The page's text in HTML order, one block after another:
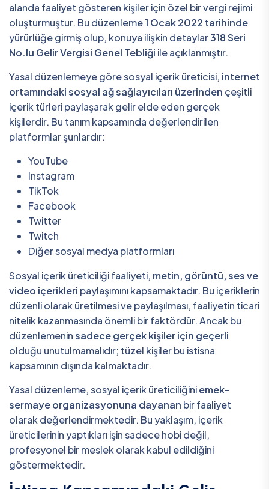
alanda faaliyet gösteren kişiler için özel bir vergi rejimi
oluşturmuştur. Bu düzenleme1 Ocak 2022 tarihinde
yürürlüğe girmiş olup, konuya ilişkin detaylar318 Seri
No.lu Gelir Vergisi Genel Tebliği ile açıklanmıştır.
Yasal düzenlemeye göre sosyal içerik üreticisi, internet
ortamındaki sosyal ağ sağlayıcıları üzerinden çeşitli
içerik türleri paylaşarak gelir elde eden gerçek
kişilerdir. Bu tanım kapsamında değerlendirilen
platformlar şunlardır:
YouTube
Instagram
TikTok
Facebook
Twitter
Twitch
Diğer sosyal medya platformları
Sosyal içerik üreticiliği faaliyeti, metin, görüntü, ses ve
video içerikleri paylaşımını kapsamaktadır. Bu içeriklerin
düzenli olarak üretilmesi ve paylaşılması, faaliyetin ticari
nitelik kazanmasında önemli bir faktördür. Ancak bu
düzenlemeninsadece gerçek kişiler için geçerli
olduğu unutulmamalıdır; tüzel kişiler bu istisna
kapsamının dışında kalmaktadır.
Yasal düzenleme, sosyal içerik üreticiliğiniemek-
sermaye organizasyonuna dayanan bir faaliyet
olarak değerlendirmektedir. Bu yaklaşım, içerik
üreticilerinin yaptıkları işin sadece hobi değil,
profesyonel bir meslek olarak kabul edildiğini
göstermektedir.